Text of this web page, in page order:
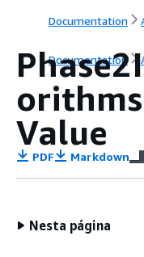
Documentation
Documentation
Value
PDF Markdown
Nesta página